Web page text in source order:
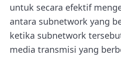
untuk secara efektif
antara subnetwork yang
ketika subnetwork
media transmisi yang